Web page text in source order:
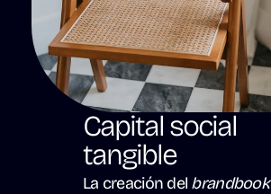
Capital social
tangible
La creación del brandbook